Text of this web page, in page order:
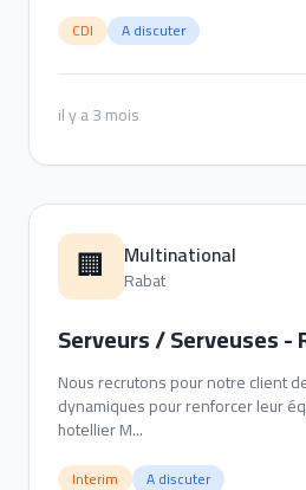
CDI A discuter
il y a 3 mois
🏢 Multinational
Rabat
Serveurs / Serveuses -
Nous recrutons pour notre client
dynamiques pour renforcer leur
hotellier M...
Interim A discuter